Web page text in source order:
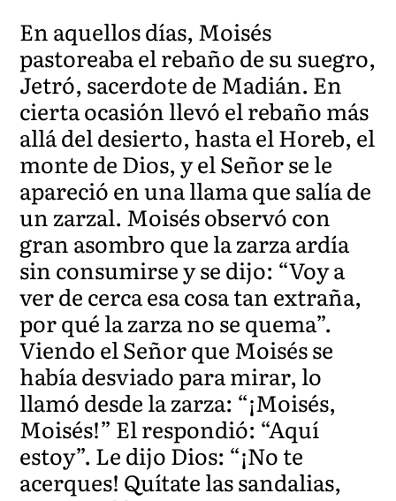
En aquellos días, Moisés
pastoreaba el rebaño de su suegro,
Jetró, sacerdote de Madián. En
cierta ocasión llevó el rebaño más
allá del desierto, hasta el Horeb, el
monte de Dios, y el Señor se le
apareció en una llama que salía de
un zarzal. Moisés observó con
gran asombro que la zarza ardía
sin consumirse y se dijo: “Voy a
ver de cerca esa cosa tan extraña,
por qué la zarza no se quema”.
Viendo el Señor que Moisés se
había desviado para mirar, lo
llamó desde la zarza: “¡Moisés,
Moisés!” El respondió: “Aquí
estoy”. Le dijo Dios: “¡No te
acerques! Quítate las sandalias,